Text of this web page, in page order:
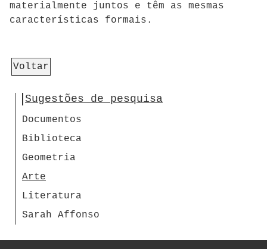
materialmente juntos e têm as mesmas
características formais.
Voltar
Sugestões de pesquisa
Documentos
Biblioteca
Geometria
Arte
Literatura
Sarah Affonso